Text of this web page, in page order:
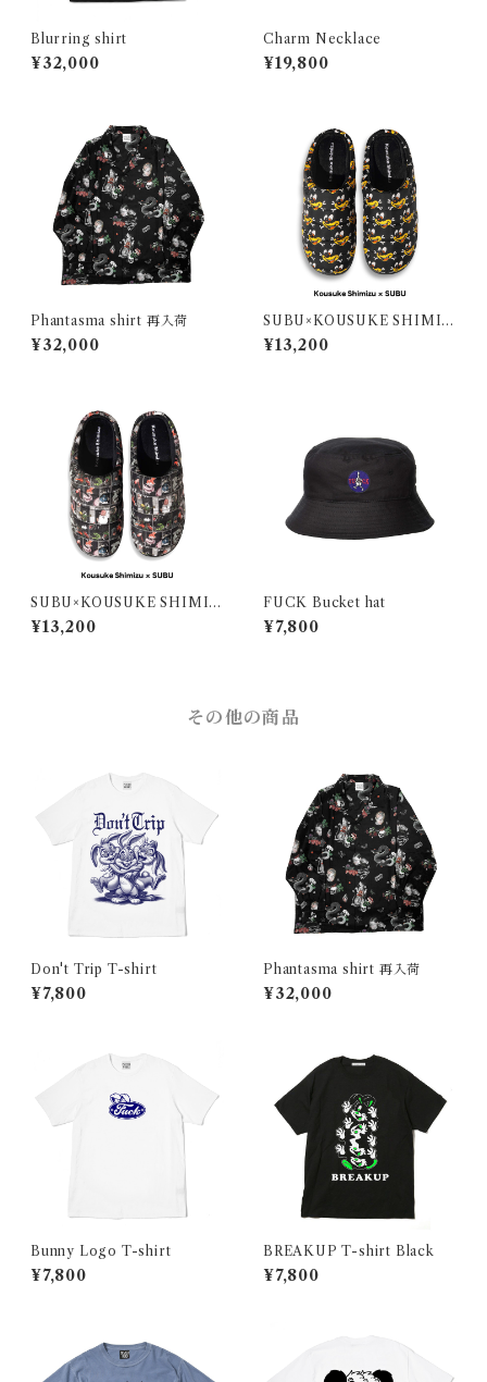
Blurring shirt
¥32,000
Charm Necklace
¥19,800
Phantasma shirt 再入荷
¥32,000
SUBU×KOUSUKE SHIMIZ
U / BLOOM
¥13,200
SUBU×KOUSUKE SHIMIZ
U / NIGHTMARES ON WA
X
¥13,200
FUCK Bucket hat
¥7,800
その他の商品
Don't Trip T-shirt
¥7,800
Phantasma shirt 再入荷
¥32,000
Bunny Logo T-shirt
¥7,800
BREAKUP T-shirt Black
¥7,800